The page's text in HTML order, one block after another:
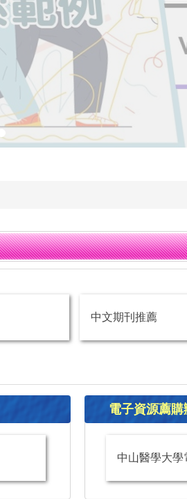
中文期刊推薦
電子資源薦購
中山醫學大